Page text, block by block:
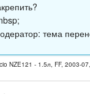
тема
NZE121 - 1.5л, FF, 2003-